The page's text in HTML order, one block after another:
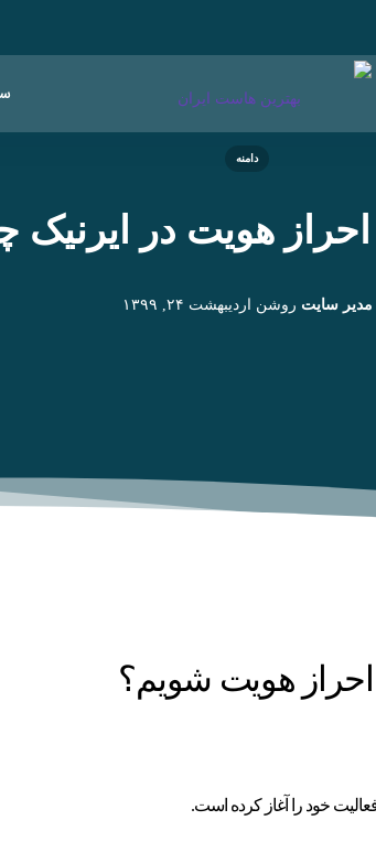
دامنه
هویت در
مدیر سایت روشن اردیبهشت ۲۴, ۱۳۹۹
احراز هویت شویم؟